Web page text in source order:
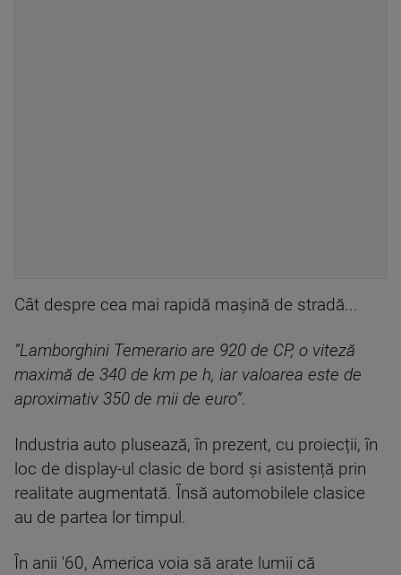
Cât despre cea mai rapidă mașină de stradă...
”Lamborghini Temerario are 920 de CP, o viteză
maximă de 340 de km pe h, iar valoarea este de
aproximativ 350 de mii de euro”.
Industria auto plusează, în prezent, cu proiecții, în
loc de display-ul clasic de bord și asistență prin
realitate augmentată. Însă automobilele clasice
au de partea lor timpul.
În anii '60, America voia să arate lumii că